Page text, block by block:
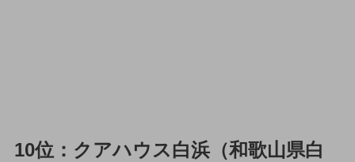
10位：クアハウス白浜（和歌山県白